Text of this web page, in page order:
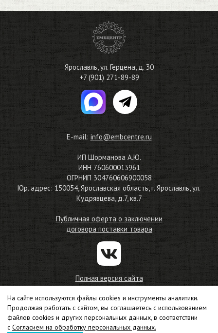
Ярославль,ул. Герцена, д. 30
+7 (901) 271-89-89
E-mail: info@embcentre.ru
ИП Шорманова А.Ю.
ИНН 760600013961
ОГРНИП 304760606900058
Юр. адрес: 150054, Ярославская область, г. Ярославль, ул.
Кудрявцева, д.7, кв.7
Публичная оферта о заключении
договора поставки товара
Полная версия сайта
© 2010—2026
Магазин материалов для машинной вышивки
Соглашение на обработку персональных данных
На сайте используются файлы cookies и инструменты аналитики.
Продолжая работать с сайтом, вы соглашаетесь с использованием
файлов cookies и других персональных данных, в соответствии
с Согласием на обработку персональных данных.